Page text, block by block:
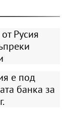
Русия
е под
банка за